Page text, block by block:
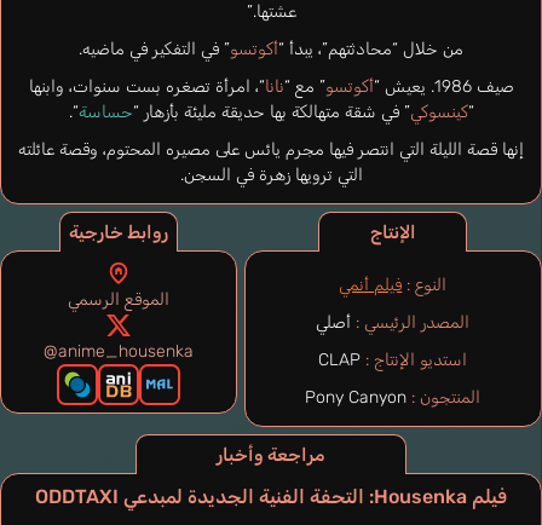
عشتها.”
من خلال “محادثتهم”، يبدأ “أكوتسو” في التفكير في ماضيه.
صيف 1986. يعيش “
أكوتسو” مع “نانا“، امرأة تصغره بست سنوات، وابنها
“كينسوكي” في شقة متهالكة بها حديقة مليئة بأزهار “حساسة“.
إنها قصة الليلة التي انتصر فيها مجرم يائس على مصيره المحتوم، وقصة عائلته
التي ترويها زهرة في السجن.
مراجعة وأخبار
فيلم Housenka: التحفة الفنية الجديدة لمبدعي ODDTAXI
الإنتاج
النوع : فيلم أنمي
المصدر الرئيسي : أصلي
استديو الإنتاج : CLAP
المنتجون :
روابط خارجية
الموقع الرسمي
@anime_housenka